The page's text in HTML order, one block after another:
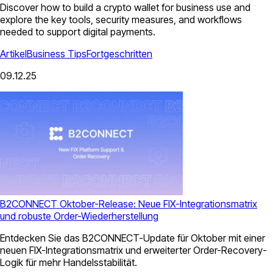
Discover how to build a crypto wallet for business use and
explore the key tools, security measures, and workflows
needed to support digital payments.
ArtikelBusiness TipsFortgeschritten
09.12.25
B2CONNECT Oktober-Release: Neue FIX-Integrationsmatrix
und robuste Order-Wiederherstellung
Entdecken Sie das B2CONNECT-Update für Oktober mit einer
neuen FIX-Integrationsmatrix und erweiterter Order-Recovery-
Logik für mehr Handelsstabilität.